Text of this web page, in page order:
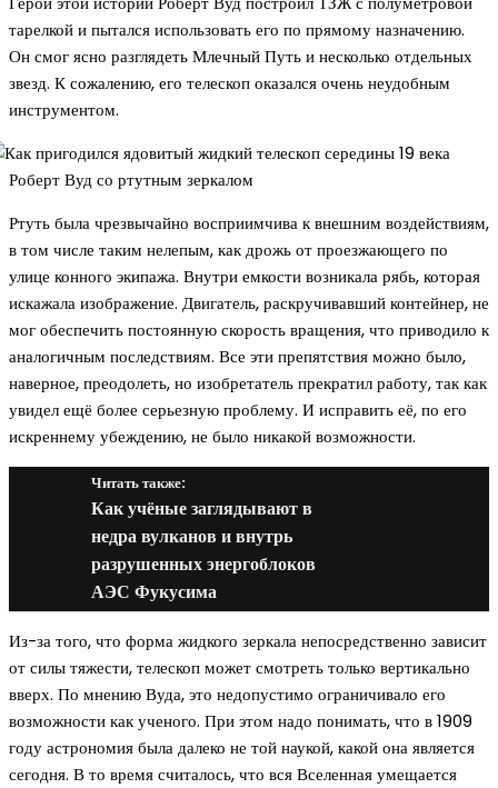
тарелкой и пытался использовать его по прямому назначению.
Он смог ясно разглядеть Млечный Путь и несколько отдельных
звезд. К сожалению, его телескоп оказался очень неудобным
инструментом.
Роберт Вуд со ртутным зеркалом
Ртуть была чрезвычайно восприимчива к внешним воздействиям,
в том числе таким нелепым, как дрожь от проезжающего по
улице конного экипажа. Внутри емкости возникала рябь, которая
искажала изображение. Двигатель, раскручивавший контейнер, не
мог обеспечить постоянную скорость вращения, что приводило к
аналогичным последствиям. Все эти препятствия можно было,
наверное, преодолеть, но изобретатель прекратил работу, так как
увидел ещё более серьезную проблему. И исправить её, по его
искреннему убеждению, не было никакой возможности.
Читать также:
Как учёные заглядывают в
недра вулканов и внутрь
разрушенных энергоблоков
АЭС Фукусима
Из-за того, что форма жидкого зеркала непосредственно зависит
от силы тяжести, телескоп может смотреть только вертикально
вверх. По мнению Вуда, это недопустимо ограничивало его
возможности как ученого. При этом надо понимать, что в 1909
году астрономия была далеко не той наукой, какой она является
сегодня. В то время считалось, что вся Вселенная умещается